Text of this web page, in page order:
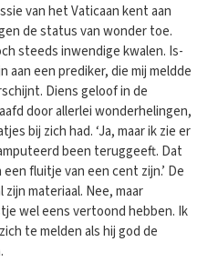
van het Vaticaan kent aan
de status van wonder toe.
steeds inwendige kwalen. Is-
aan een prediker, die mij meldde
Diens geloof in de
door allerlei wonderhelingen,
bij zich had. ‘Ja, maar ik zie er
been teruggeeft. Dat
fluitje van een cent zijn.’ De
materiaal. Nee, maar
wel eens vertoond hebben. Ik
te melden als hij god de